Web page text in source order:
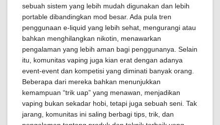
sebuah sistem yang lebih mudah digunakan dan lebih
portable dibandingkan mod besar. Ada pula tren
penggunaan e-liquid yang lebih sehat, mengurangi atau
bahkan menghilangkan nikotin, menawarkan
pengalaman yang lebih aman bagi penggunanya. Selain
itu, komunitas vaping juga kian erat dengan adanya
event-event dan kompetisi yang diminati banyak orang.
Beberapa dari mereka bahkan menunjukkan
kemampuan “trik uap” yang menawan, menjadikan
vaping bukan sekadar hobi, tetapi juga sebuah seni. Tak
jarang, komunitas ini saling berbagi tips, trik, dan